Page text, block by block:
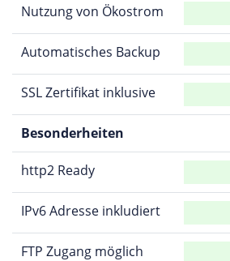
Nutzung von Ökostrom
Automatisches Backup
SSL Zertifikat inklusive
Besonderheiten
http2 Ready
IPv6 Adresse inkludiert
FTP Zugang möglich